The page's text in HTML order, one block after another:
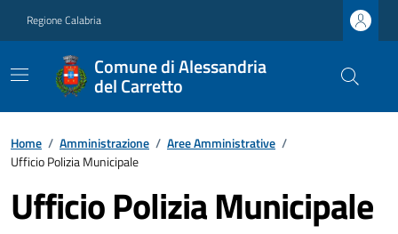
Regione Calabria
Comune di Alessandria
del Carretto
Home / Amministrazione / Aree Amministrative /
Ufficio Polizia Municipale
Ufficio Polizia Municipale